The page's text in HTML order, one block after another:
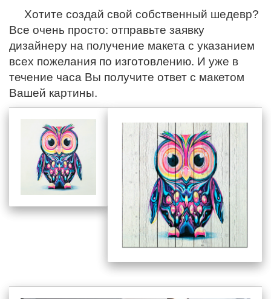
Хотите создай свой собственный шедевр?
Все очень просто: отправьте заявку
дизайнеру на получение макета с указанием
всех пожелания по изготовлению. И уже в
течение часа Вы получите ответ с макетом
Вашей картины.